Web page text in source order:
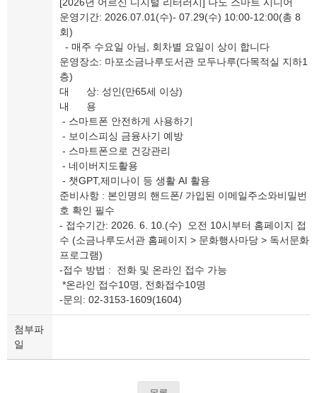
운영기간: 2026.07.01(수)- 07.29(수) 10:00-12:00(총 8
회)
- 매주 수요일 아님, 회차별 요일이 상이 합니다
운영장소: 마포소금나루도서관 모두나루(다목적실 지하1
층)
대 상: 성인(만65세 이상)
내 용
- 스마트폰 안전하게 사용하기
- 보이스피싱 금융사기 예방
- 스마트폰으로 건강관리
- 네이버지도활용
- 챗GPT,제미나이 등 생활 AI 활용
준비사항 : 본인명의 핸드폰/ 가입된 이메일주소와비밀번
호 확인 필수
- 접수기간: 2026. 6. 10.(수) 오전 10시부터 홈페이지 접
수 (소금나루도서관 홈페이지 > 문화행사마당 > 독서문화
프로그램)
-접수 방법 : 전화 및 온라인 접수 가능
*온라인 접수10명, 전화접수10명
-문의: 02-3153-1609(1604)
첨부파
일